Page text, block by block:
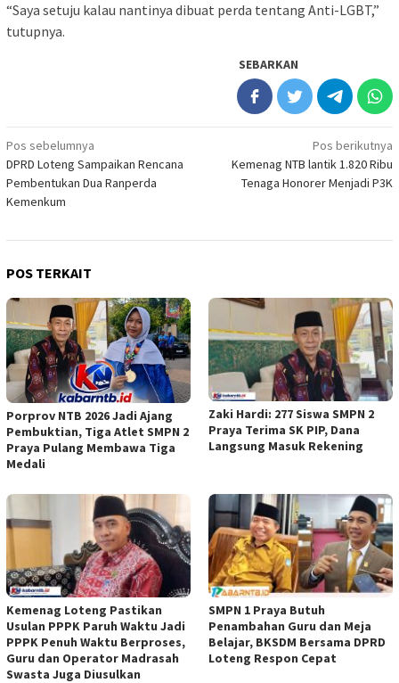
“Saya setuju kalau nantinya dibuat perda tentang Anti-LGBT,”
tutupnya.
SEBARKAN
Navigasi
pos
Pos sebelumnya
DPRD Loteng Sampaikan Rencana
Pembentukan Dua Ranperda
Kemenkum
Pos berikutnya
Kemenag NTB lantik 1.820 Ribu
Tenaga Honorer Menjadi P3K
POS TERKAIT
Porprov NTB 2026 Jadi Ajang
Pembuktian, Tiga Atlet SMPN 2
Praya Pulang Membawa Tiga
Medali
Zaki Hardi: 277 Siswa SMPN 2
Praya Terima SK PIP, Dana
Langsung Masuk Rekening
Kemenag Loteng Pastikan
Usulan PPPK Paruh Waktu Jadi
PPPK Penuh Waktu Berproses,
Guru dan Operator Madrasah
Swasta Juga Diusulkan
SMPN 1 Praya Butuh
Penambahan Guru dan Meja
Belajar, BKSDM Bersama DPRD
Loteng Respon Cepat